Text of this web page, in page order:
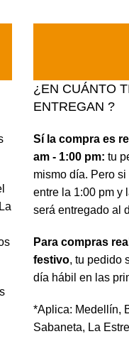
¿EN CUÁNTO
ENTREGAN ?
Sí la compra es
am - 1:00 pm: tu
mismo día. Pero
entre la 1:00 pm y
será entregado al
Para compras
festivo, tu pedido
día hábil en las
*Aplica: Medellín,
Sabaneta, La